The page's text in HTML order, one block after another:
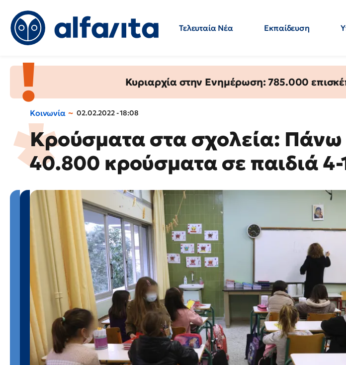
Τελευταία Νέα Εκπαίδευση
Κυριαρχία στην Ενημέρωση: 785.000
Κοινωνία 02.02.2022 - 18:08
Κρούσματα στα σχολεία:
40.800 κρούσματα σε παιδιά 4-